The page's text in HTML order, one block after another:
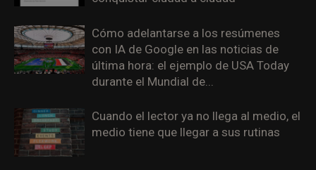
Cómo adelantarse a los resúmenes
con IA de Google en las noticias de
última hora: el ejemplo de USA Today
durante el Mundial de...
Cuando el lector ya no llega al medio, el
medio tiene que llegar a sus rutinas